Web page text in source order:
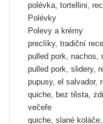
polévka, tortellini,
Polévky
Polevy a krémy
preclíky, tradiční
pulled pork, nachos,
pulled pork, slidery,
pupusy, el salvador,
quiche, bez těsta,
večeře
quiche, slané